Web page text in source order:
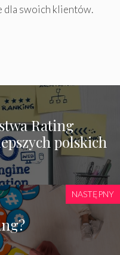
dla swoich klientów.
Rating
polskich
NASTĘPNY